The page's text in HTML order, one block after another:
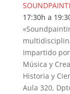
17:30h a
Impartido
Música y
Historia y
Aula 320,